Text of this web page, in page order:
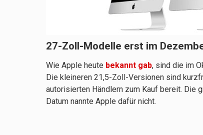
27-Zoll-Modelle erst im
Wie Apple heute bekannt gab, sind die im
Die kleineren 21,5-Zoll-Versionen sind
autorisierten Händlern zum Kauf bereit.
Datum nannte Apple dafür nicht.